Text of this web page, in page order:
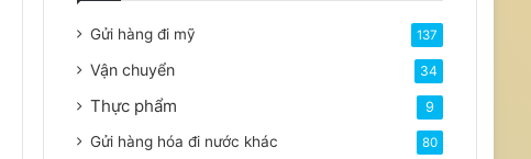
Gửi hàng đi mỹ 137
Vận chuyển 34
Thực phẩm 9
Gửi hàng hóa đi nước khác 80